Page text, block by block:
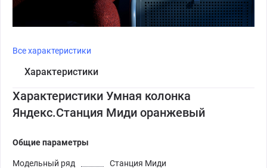
Все характеристики
Характеристики
Характеристики Умная колонка
Яндекс.Станция Миди оранжевый
Общие параметры
Модельный ряд Станция Миди